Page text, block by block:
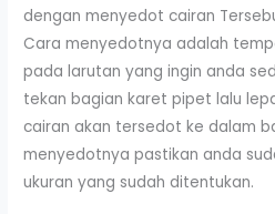
dengan menyedot cairan
Cara menyedotnya adalah
pada larutan yang ingin anda
tekan bagian karet pipet lalu
cairan akan tersedot ke dalam
menyedotnya pastikan anda
ukuran yang sudah ditentukan.